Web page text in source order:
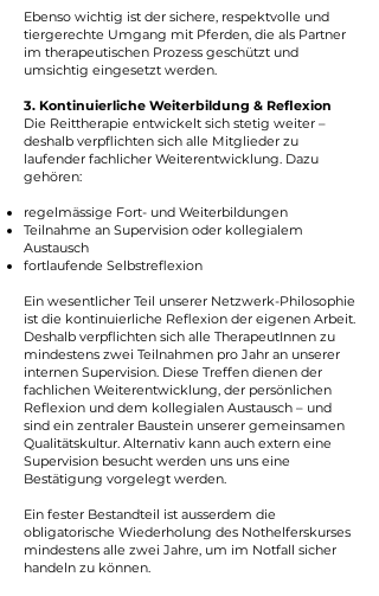
Ebenso wichtig ist der sichere, respektvolle und
tiergerechte Umgang mit Pferden, die als Partner
im therapeutischen Prozess geschützt und
umsichtig eingesetzt werden.
3. Kontinuierliche Weiterbildung & Reflexion
Die Reittherapie entwickelt sich stetig weiter –
deshalb verpflichten sich alle Mitglieder zu
laufender fachlicher Weiterentwicklung. Dazu
gehören:
regelmässige Fort- und Weiterbildungen
Teilnahme an Supervision oder kollegialem
Austausch
fortlaufende Selbstreflexion
Ein wesentlicher Teil unserer Netzwerk-Philosophie
ist die kontinuierliche Reflexion der eigenen Arbeit.
Deshalb verpflichten sich alle TherapeutInnen zu
mindestens zwei Teilnahmen pro Jahr an unserer
internen Supervision. Diese Treffen dienen der
fachlichen Weiterentwicklung, der persönlichen
Reflexion und dem kollegialen Austausch – und
sind ein zentraler Baustein unserer gemeinsamen
Qualitätskultur. Alternativ kann auch extern eine
Supervision besucht werden uns uns eine
Bestätigung vorgelegt werden.
Ein fester Bestandteil ist ausserdem die
obligatorische Wiederholung des Nothelferskurses
mindestens alle zwei Jahre, um im Notfall sicher
handeln zu können.